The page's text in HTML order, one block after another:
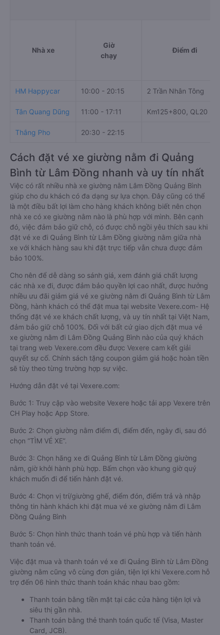
Nhà xe
Giờ
chạy
Điểm đi
HM Happycar 10:00 - 20:15 2 Trần Nhân Tông
Tân Quang Dũng 11:00 - 17:11 Km125+800, QL20
Thắng Pho 20:30 - 22:15
Cách đặt vé xe giường nằm đi Quảng
Bình từ Lâm Đồng nhanh và uy tín nhất
Việc có rất nhiều nhà xe giường nằm Lâm Đồng Quảng Bình
giúp cho du khách có đa dạng sự lựa chọn. Đây cũng có thể
là một điều bất lợi làm cho hàng khách không biết nên chọn
nhà xe có xe giường nằm nào là phù hợp với mình. Bên cạnh
đó, việc đảm bảo giữ chỗ, có được chỗ ngồi yêu thích sau khi
đặt vé xe đi Quảng Bình từ Lâm Đồng giường nằm giữa nhà
xe với khách hàng sau khi đặt trực tiếp vẫn chưa được đảm
bảo 100%.
Cho nên để dễ dàng so sánh giá, xem đánh giá chất lượng
các nhà xe đi, được đảm bảo quyền lợi cao nhất, được hưởng
nhiều ưu đãi giảm giá vé xe giường nằm đi Quảng Bình từ Lâm
Đồng, hành khách có thể đặt mua tại website Vexere.com- Hệ
thống đặt vé xe khách chất lượng, và uy tín nhất tại Việt Nam,
đảm bảo giữ chỗ 100%. Đối với bất cứ giao dịch đặt mua vé
xe giường nằm đi Lâm Đồng Quảng Bình nào của quý khách
tại trang web Vexere.com đều được Vexere cam kết giải
quyết sự cố. Chính sách tặng coupon giảm giá hoặc hoàn tiền
sẽ tùy theo từng trường hợp sự việc.
Hướng dẫn đặt vé tại Vexere.com:
Bước 1: Truy cập vào website Vexere hoặc tải app Vexere trên
CH Play hoặc App Store.
Bước 2: Chọn giường nằm điểm đi, điểm đến, ngày đi, sau đó
chọn “TÌM VÉ XE”.
Bước 3: Chọn hãng xe đi Quảng Bình từ Lâm Đồng giường
nằm, giờ khởi hành phù hợp. Bấm chọn vào khung giờ quý
khách muốn đi để tiến hành đặt vé.
Bước 4: Chọn vị trí/giường ghế, điểm đón, điểm trả và nhập
thông tin hành khách khi đặt mua vé xe giường nằm đi Lâm
Đồng Quảng Bình
Bước 5: Chọn hình thức thanh toán vé phù hợp và tiến hành
thanh toán vé.
Việc đặt mua và thanh toán vé xe đi Quảng Bình từ Lâm Đồng
giường nằm cũng vô cùng đơn giản, tiện lợi khi Vexere.com hỗ
trợ đến 06 hình thức thanh toán khác nhau bao gồm:
Thanh toán bằng tiền mặt tại các cửa hàng tiện lợi và
siêu thị gần nhà.
Thanh toán bằng thẻ thanh toán quốc tế (Visa, Master
Card, JCB).